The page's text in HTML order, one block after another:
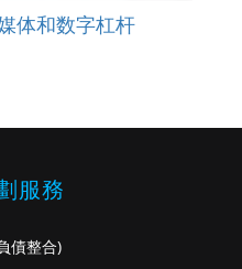
体和数字杠杆
服務
債整合)